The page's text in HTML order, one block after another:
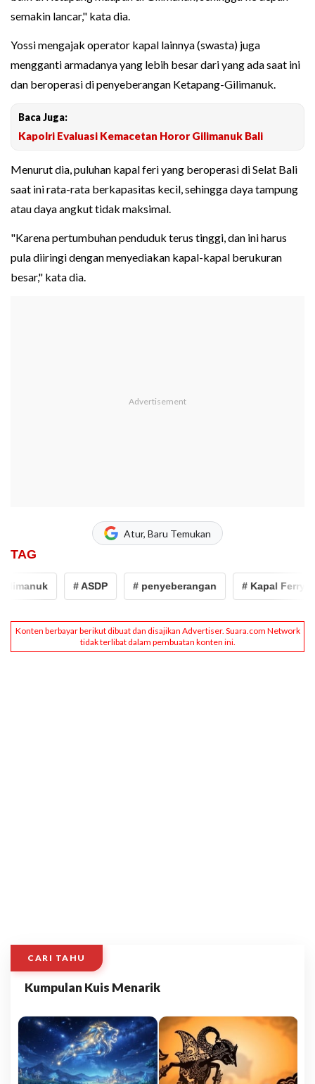
semakin lancar," kata dia.
Yossi mengajak operator kapal lainnya (swasta) juga
mengganti armadanya yang lebih besar dari yang ada saat ini
dan beroperasi di penyeberangan Ketapang-Gilimanuk.
Baca Juga:
Kapolri Evaluasi Kemacetan Horor Gilimanuk Bali
Menurut dia, puluhan kapal feri yang beroperasi di Selat Bali
saat ini rata-rata berkapasitas kecil, sehingga daya tampung
atau daya angkut tidak maksimal.
"Karena pertumbuhan penduduk terus tinggi, dan ini harus
pula diiringi dengan menyediakan kapal-kapal berukuran
besar," kata dia.
Atur, Baru Temukan
TAG
# ASDP # penyeberangan # Kapal Ferry
CARI TAHU
Kumpulan Kuis Menarik